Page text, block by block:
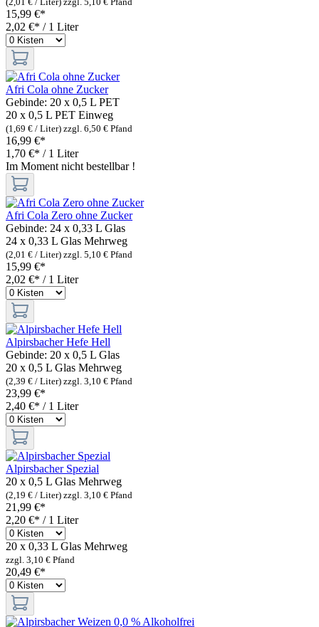
15,99 €*
2,02 €* / 1 Liter
Afri Cola ohne Zucker
Gebinde: 20 x 0,5 L PET
20 x 0,5 L PET Einweg
(1,69 € / Liter) zzgl. 6,50 € Pfand
16,99 €*
1,70 €* / 1 Liter
Im Moment nicht bestellbar !
Afri Cola Zero ohne Zucker
Gebinde: 24 x 0,33 L Glas
24 x 0,33 L Glas Mehrweg
(2,01 € / Liter) zzgl. 5,10 € Pfand
15,99 €*
2,02 €* / 1 Liter
Alpirsbacher Hefe Hell
Gebinde: 20 x 0,5 L Glas
20 x 0,5 L Glas Mehrweg
(2,39 € / Liter) zzgl. 3,10 € Pfand
23,99 €*
2,40 €* / 1 Liter
Alpirsbacher Spezial
20 x 0,5 L Glas Mehrweg
(2,19 € / Liter) zzgl. 3,10 € Pfand
21,99 €*
2,20 €* / 1 Liter
20 x 0,33 L Glas Mehrweg
zzgl. 3,10 € Pfand
20,49 €*